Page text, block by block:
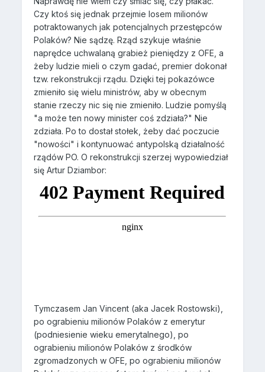
Czy ktoś się jednak przejmie losem milionów
potraktowanych jak potencjalnych przestępców
Polaków? Nie sądzę. Rząd szykuje właśnie
naprędce uchwalaną grabież pieniędzy z OFE, a
żeby ludzie mieli o czym gadać, premier dokonał
tzw. rekonstrukcji rządu. Dzięki tej pokazówce
zmieniło się wielu ministrów, aby w obecnym
stanie rzeczy nic się nie zmieniło. Ludzie pomyślą
"a może ten nowy minister coś zdziała?" Nie
zdziała. Po to dostał stołek, żeby dać poczucie
"nowości" i kontynuować antypolską działalność
rządów PO. O rekonstrukcji szerzej wypowiedział
się Artur Dziambor:
Tymczasem Jan Vincent (aka Jacek Rostowski),
po ograbieniu milionów Polaków z emerytur
(podniesienie wieku emerytalnego), po
ograbieniu milionów Polaków z środków
zgromadzonych w OFE, po ograbieniu milionów